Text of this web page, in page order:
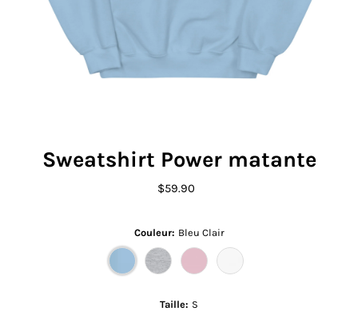
Sweatshirt Power matante
Prix
$59.90
Couleur: Bleu Clair
Taille: S